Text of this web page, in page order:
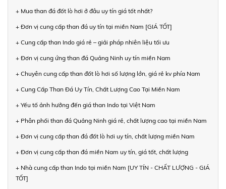
+ Mua than đá đốt lò hơi ở đâu uy tín giá tốt nhất?
+ Đơn vị cung cấp than đá uy tín tại miền Nam [GIÁ TỐT]
+ Cung cấp than Indo giá rẻ – giải pháp nhiên liệu tối ưu
+ Đơn vị cung ứng than đá Quảng Ninh uy tín miền Nam
+ Chuyên cung cấp than đốt lò hơi số lượng lớn, giá rẻ kv phía Nam
+ Cung Cấp Than Đá Uy Tín, Chất Lượng Cao Tại Miền Nam
+ Yếu tố ảnh hưởng đến giá than Indo tại Việt Nam
+ Phân phối than đá Quảng Ninh giá rẻ, chất lượng cao tại miền Nam
+ Đơn vị cung cấp than đá đốt lò hơi uy tín, chất lượng miền Nam
+ Đơn vị cung cấp than đá miền Nam uy tín, giá tốt, chất lượng
+ Nhà cung cấp than Indo tại miền Nam [UY TÍN - CHẤT LƯỢNG - GIÁ
TỐT]